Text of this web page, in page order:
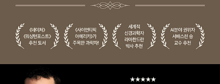
17년째 진행되는 〈특별한 뇌과학〉, 〈137억 년 우주의 진화〉 연속 강
하와이 마우나케아 천문대·남미 칠레 아타카마 사막 천문대·서호주·
뉴질랜드·아마존·아이슬란드 등을 20회 이상 자연 학습 탐사를 하고,
간했다. 그중 지질 탐사는 여섯 차례 EBS 〈세계테마기행〉에 방송됐